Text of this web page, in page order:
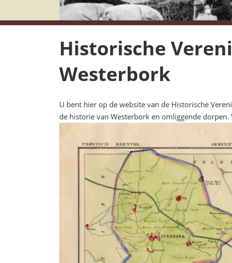
Historische
Westerbork
U bent hier op de website van de Historische
de historie van Westerbork en omliggende